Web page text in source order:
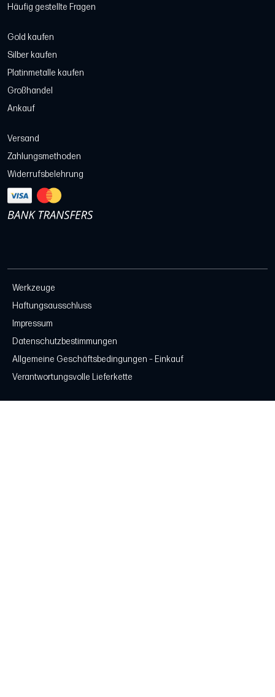
Häufig gestellte Fragen
Gold kaufen
Silber kaufen
Platinmetalle kaufen
Großhandel
Ankauf
Versand
Zahlungsmethoden
Widerrufsbelehrung
Werkzeuge
Haftungsausschluss
Impressum
Datenschutzbestimmungen
Allgemeine Geschäftsbedingungen – Einkauf
Verantwortungsvolle Lieferkette